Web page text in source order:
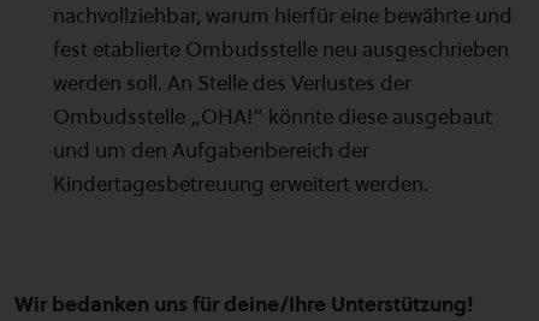
nachvollziehbar, warum hierfür eine bewährte und
fest etablierte Ombudsstelle neu ausgeschrieben
werden soll. An Stelle des Verlustes der
Ombudsstelle „OHA!“ könnte diese ausgebaut
und um den Aufgabenbereich der
Kindertagesbetreuung erweitert werden.
Wir bedanken uns für deine/Ihre Unterstützung!